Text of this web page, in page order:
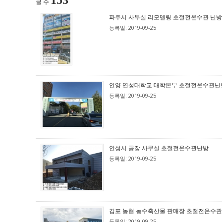
글 수
파주시 사무실 리모델링 초절전온수관 난방
등록일: 2019-09-25
안양 연성대학교 대학본부 초절전온수관난
등록일: 2019-09-25
안성시 공장 사무실 초절전온수관난방
등록일: 2019-09-25
김포 농협 농수축산물 판매장 초절전온수